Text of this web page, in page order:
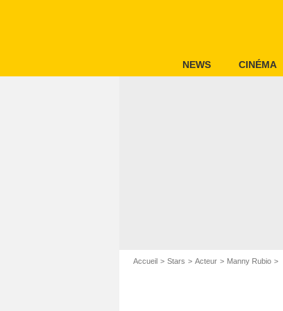
NEWS CINÉMA
Accueil Stars Acteur Manny Rubio